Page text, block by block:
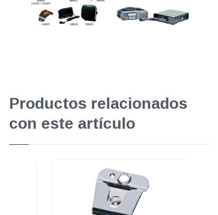
Productos relacionados
con este artículo